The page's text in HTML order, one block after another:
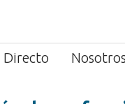
Directo Nosotros